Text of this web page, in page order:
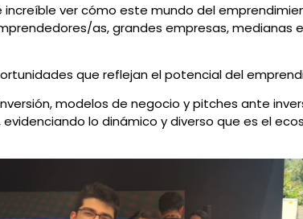
increíble ver cómo este mundo del
as, grandes empresas, medianas
que reflejan el potencial del
modelos de negocio y pitches ante
lo dinámico y diverso que es el